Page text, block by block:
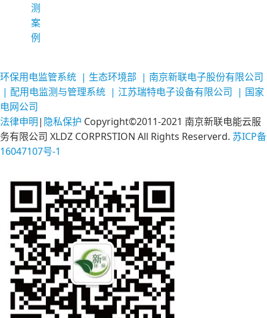
测
案
例
环保用电监管系统 | 生态环境部 | 南京新联电子股份有限公司
| 配用电监测与管理系统 | 江苏瑞特电子设备有限公司 | 国家
电网公司
法律申明| 隐私保护 Copyright©2011-2021 南京新联电能云服
务有限公司 XLDZ CORPRSTION All Rights Reserverd. 苏ICP备
16047107号-1